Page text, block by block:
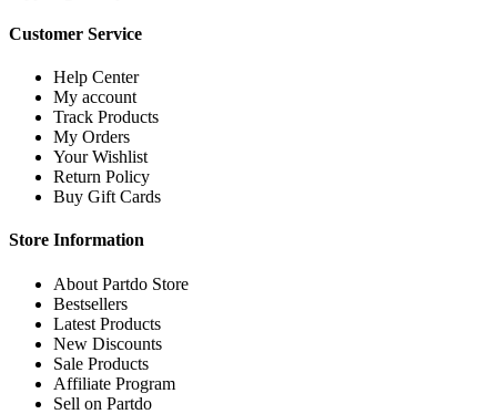
Customer Service
Help Center
My account
Track Products
My Orders
Your Wishlist
Return Policy
Buy Gift Cards
Store Information
About Partdo Store
Bestsellers
Latest Products
New Discounts
Sale Products
Affiliate Program
Sell on Partdo